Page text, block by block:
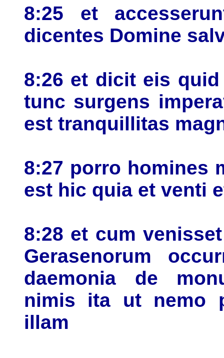
8:25 et
dicentes Domine
8:26 et dicit eis
tunc surgens
est tranquillitas
8:27 porro homines
est hic quia et venti
8:28 et cum
Gerasenorum
daemonia de
nimis ita ut nemo
illam